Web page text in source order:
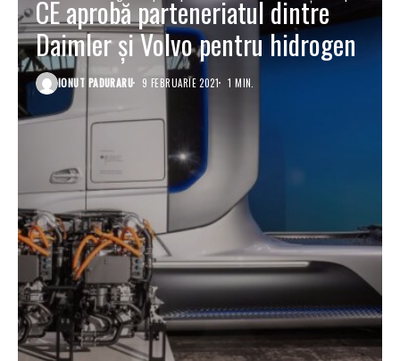
hidrogen
CE aprobă parteneriatul dintre
Daimler și Volvo pentru hidrogen
IONUT PADURARU 9 FEBRUARIE 2021 1 MIN.